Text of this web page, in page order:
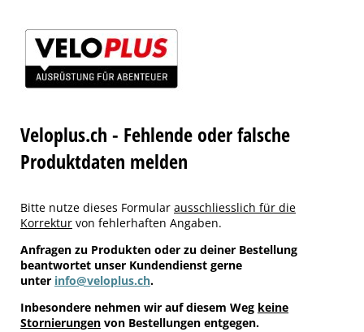
Veloplus.ch - Fehlende oder falsche
Produktdaten melden
Bitte nutze dieses Formular ausschliesslich für die
Korrektur von fehlerhaften Angaben.
Anfragen zu Produkten oder zu deiner Bestellung
beantwortet unser Kundendienst gerne
unter info@veloplus.ch.
Inbesondere nehmen wir auf diesem Weg keine
Stornierungen von Bestellungen entgegen.